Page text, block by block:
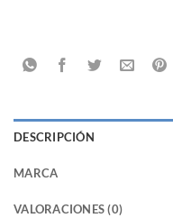
DESCRIPCIÓN
MARCA
VALORACIONES (0)